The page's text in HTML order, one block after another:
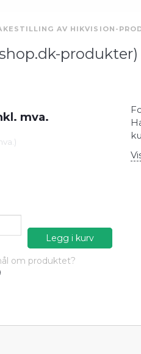
AV HIKVISION-
produkter)
mva.
)
Legg i kurv
om produktet?